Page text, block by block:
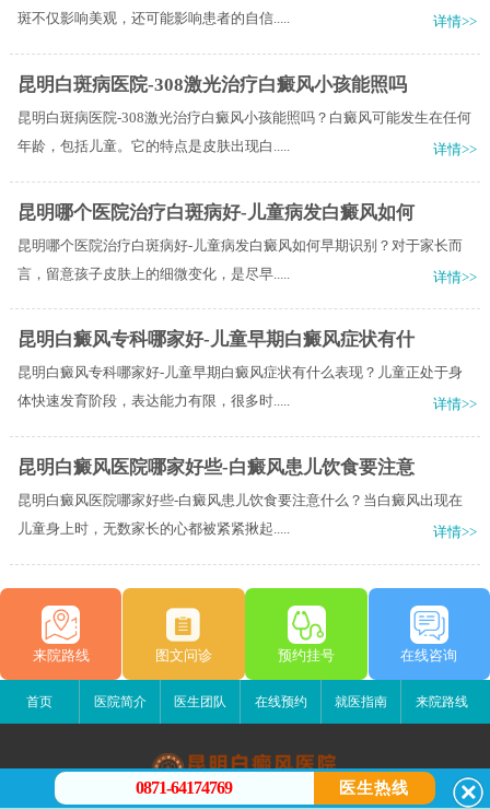
斑不仅影响美观，还可能影响患者的自信.....
详情>>
昆明白斑病医院-308激光治疗白癜风小孩能照吗
昆明白斑病医院-308激光治疗白癜风小孩能照吗？白癜风可能发生在任何
年龄，包括儿童。它的特点是皮肤出现白.....
详情>>
昆明哪个医院治疗白斑病好-儿童病发白癜风如何
昆明哪个医院治疗白斑病好-儿童病发白癜风如何早期识别？对于家长而
言，留意孩子皮肤上的细微变化，是尽早.....
详情>>
昆明白癜风专科哪家好-儿童早期白癜风症状有什
昆明白癜风专科哪家好-儿童早期白癜风症状有什么表现？儿童正处于身
体快速发育阶段，表达能力有限，很多时.....
详情>>
昆明白癜风医院哪家好些-白癜风患儿饮食要注意
昆明白癜风医院哪家好些-白癜风患儿饮食要注意什么？当白癜风出现在
儿童身上时，无数家长的心都被紧紧揪起.....
详情>>
来院路线 图文问诊 预约挂号 在线咨询
首页 医院简介 医生团队 在线预约 就医指南 来院路线
0871-64174769 医生热线